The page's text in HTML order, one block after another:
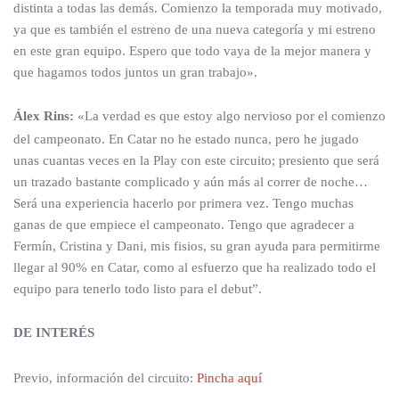
distinta a todas las demás. Comienzo la temporada muy motivado,
ya que es también el estreno de una nueva categoría y mi estreno
en este gran equipo. Espero que todo vaya de la mejor manera y
que hagamos todos juntos un gran trabajo».
Álex Rins: «La verdad es que estoy algo nervioso por el comienzo
del campeonato. En Catar no he estado nunca, pero he jugado
unas cuantas veces en la Play con este circuito; presiento que será
un trazado bastante complicado y aún más al correr de noche…
Será una experiencia hacerlo por primera vez. Tengo muchas
ganas de que empiece el campeonato. Tengo que agradecer a
Fermín, Cristina y Dani, mis fisios, su gran ayuda para permitirme
llegar al 90% en Catar, como al esfuerzo que ha realizado todo el
equipo para tenerlo todo listo para el debut”.
DE INTERÉS
Previo, información del circuito: Pincha aquí